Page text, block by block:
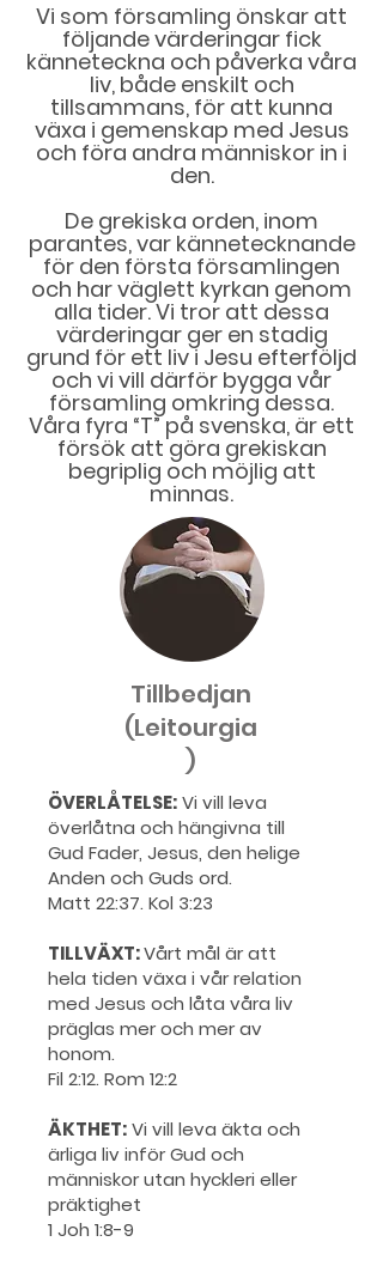
Vi som församling önskar att
följande värderingar fick
känneteckna och påverka våra
liv, både enskilt och
tillsammans, för att kunna
växa i gemenskap med Jesus
och föra andra människor in i
den.
De grekiska orden, inom
parantes, var kännetecknande
för den första församlingen
och har väglett kyrkan genom
alla tider. Vi tror att dessa
värderingar ger en stadig
grund för ett liv i Jesu efterföljd
och vi vill därför bygga vår
församling omkring dessa.
Våra fyra “T” på svenska, är ett
försök att göra grekiskan
begriplig och möjlig att
minnas.
Tillbedjan
(Leitourgia
)
ÖVERLÅTELSE:Vi vill leva
överlåtna och hängivna till
Gud Fader, Jesus, den helige
Anden och Guds ord.
Matt 22:37. Kol 3:23
TILLVÄXT:Vårt mål är att
hela tiden växa i vår relation
med Jesus och låta våra liv
präglas mer och mer av
honom.
Fil 2:12. Rom 12:2
ÄKTHET:Vi vill leva äkta och
ärliga liv inför Gud och
människor utan hyckleri eller
präktighet
1 Joh 1:8-9